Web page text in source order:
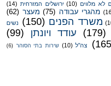
לא מלווים (10) ירושלים המזרחית (14)
מהגרי עבודה (75) מעצר (62)
משרד הפנים (150)
נשים
(179) עודד ויונתן
(99)
צה"ל (10) שירות בתי הסוהר (6)